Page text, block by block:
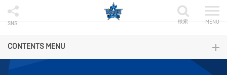
SNS MENU
検索
CONTENTS MENU